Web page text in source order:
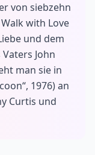
von siebzehn
with Love
und dem
John
man sie in
1976) an
Curtis und